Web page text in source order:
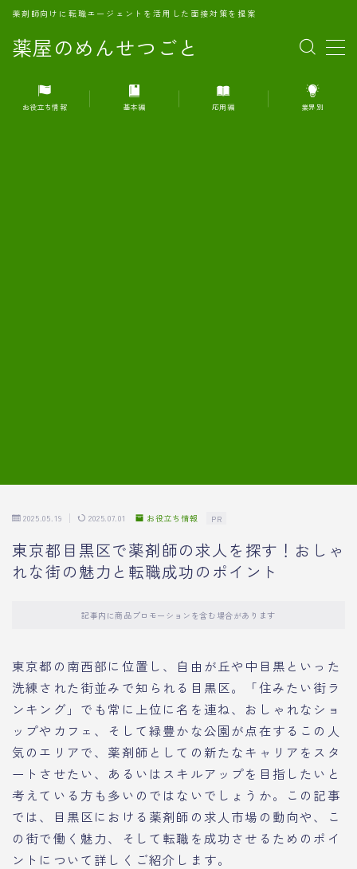
薬屋のめんせつごと
薬剤師向けに転職エージェントを活用した面接対策を提案
MENU
1.転職エージェントとは何か？
お役立ち情報 基本編 応用編 業界別
2025.05.19 2025.07.01 お役立ち情報 PR
東京都目黒区で薬剤師の求人を探す！おしゃ
れな街の魅力と転職成功のポイント
記事内に商品プロモーションを含む場合があります
東京都の南西部に位置し、自由が丘や中目黒といった
洗練された街並みで知られる目黒区。「住みたい街ラ
ンキング」でも常に上位に名を連ね、おしゃれなショ
ップやカフェ、そして緑豊かな公園が点在するこの人
気のエリアで、薬剤師としての新たなキャリアをスタ
ートさせたい、あるいはスキルアップを目指したいと
考えている方も多いのではないでしょうか。この記事
では、目黒区における薬剤師の求人市場の動向や、こ
の街で働く魅力、そして転職を成功させるためのポイ
ントについて詳しくご紹介します。